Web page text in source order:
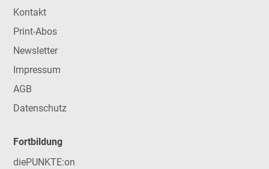
Kontakt
Print-Abos
Newsletter
Impressum
AGB
Datenschutz
Fortbildung
diePUNKTE:on